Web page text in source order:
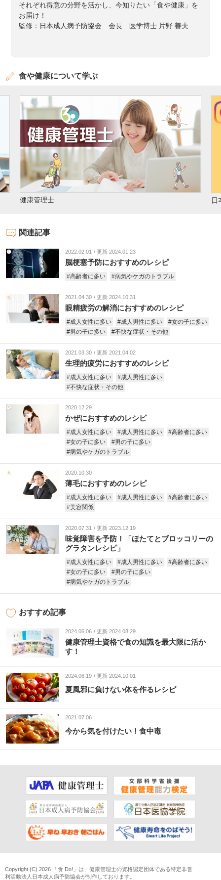
それぞれ得意の分野を活かし、今知りたい「食や健康」を
お届け！
監修：日本成人病予防協会 会長 医学博士 片野 善夫
食や健康について学ぶ
日本成人病予防協会 公式Instagram
関連記事
脳梗塞予防におすすめのレシピ
2022.02.01 更新 2024.01.23
#高齢者に多い #病気やケガのトラブル
眼精疲労の解消におすすめのレシピ
2021.04.30 更新 2024.10.31
#成人女性に多い #成人男性に多い
#女の子に多い
#男の子に多い
#不快な症状・その他
生理的疲労におすすめのレシピ
2021.03.30 更新 2021.04.02
#成人女性に多い
#成人男性に多い
#不快な症状・その他
かぜにおすすめのレシピ
2020.12.29
#成人女性に多い #成人男性に多い
#高齢者に多い
#女の子に多い
#男の子に多い
#病気やケガのトラブル
薄毛におすすめのレシピ
2020.10.30
#成人女性に多い #成人男性に多い
#高齢者に多い
#美容関係
味覚障害を予防！「ほたてとブロッコリーの
グラタンレシピ」
2020.07.31 更新 2023.12.19
#成人女性に多い #成人男性に多い
#高齢者に多い
#女の子に多い
#男の子に多い
#病気やケガのトラブル
おすすめ記事
健康管理士資格で食の知識を最大限に活か
す！
2024.06.06 更新 2024.08.29
夏風邪に負けない体を作るレシピ
2024.06.19 更新 2024.10.01
今から気を付けたい！食中毒
2021.07.06
Copyright (C) 2026 「食 Do!」は、 健康管理士の資格認定団体である特定非営
利活動法人日本成人病予防協会が制作しております。